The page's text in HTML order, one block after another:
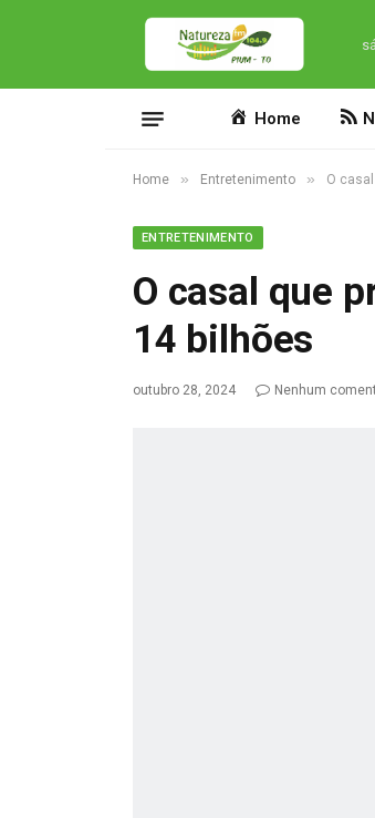
Home
Home » Entretenimento » O
ENTRETENIMENTO
O casal que
14 bilhões
outubro 28, 2024 Nenhum